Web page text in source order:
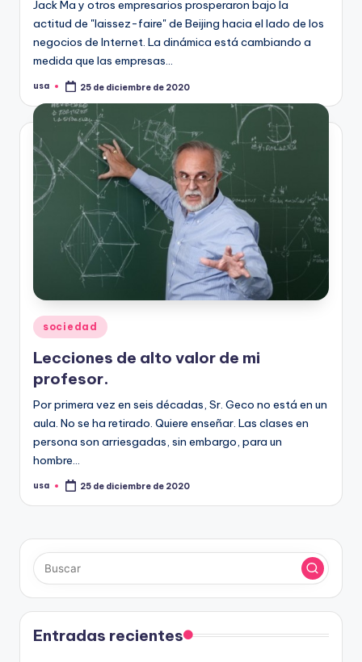
Jack Ma y otros empresarios prosperaron bajo la
actitud de "laissez-faire" de Beijing hacia el lado de los
negocios de Internet. La dinámica está cambiando a
medida que las empresas…
Publicado
usa 25 de diciembre de 2020
Publicado
en
sociedad
Lecciones de alto valor de mi
profesor.
Por primera vez en seis décadas, Sr. Geco no está en un
aula. No se ha retirado. Quiere enseñar. Las clases en
persona son arriesgadas, sin embargo, para un
hombre…
Publicado
usa 25 de diciembre de 2020
Entradas recientes